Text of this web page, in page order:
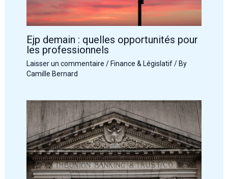
Ejp demain : quelles opportunités pour
les professionnels
Laisser un commentaire /Finance & Législatif/ By
Camille Bernard